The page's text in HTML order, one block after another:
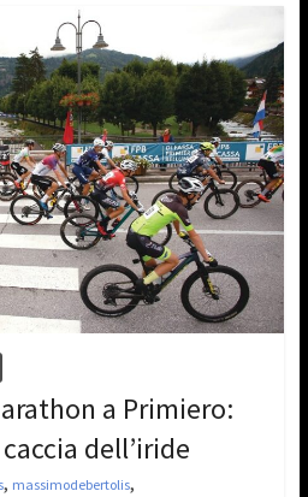
a Primiero:
dell’iride
, massimodebertolis,